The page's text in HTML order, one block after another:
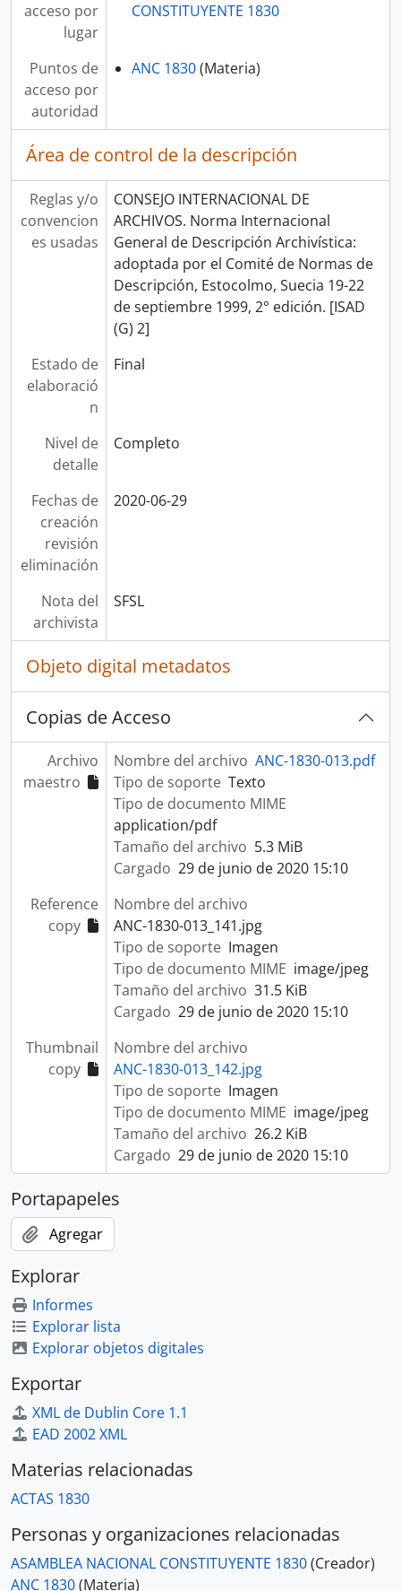
acceso por
lugar
CONSTITUYENTE 1830
Puntos de
acceso por
autoridad
ANC 1830(Materia)
Área de control de la descripción
Reglas y/o
convencion
es usadas
CONSEJO INTERNACIONAL DE
ARCHIVOS. Norma Internacional
General de Descripción Archivística:
adoptada por el Comité de Normas de
Descripción, Estocolmo, Suecia 19-22
de septiembre 1999, 2° edición. [ISAD
(G) 2]
Estado de
elaboració
n
Final
Nivel de
detalle
Completo
Fechas de
creación
revisión
eliminación
2020-06-29
Nota del
archivista
SFSL
Objeto digital metadatos
Copias de Acceso
Archivo
maestro
Nombre del archivo ANC-1830-013.pdf
Tipo de soporte Texto
Tipo de documento MIME
application/pdf
Tamaño del archivo 5.3 MiB
Cargado 29 de junio de 2020 15:10
Reference
copy
Nombre del archivo
ANC-1830-013_141.jpg
Tipo de soporte Imagen
Tipo de documento MIME image/jpeg
Tamaño del archivo 31.5 KiB
Cargado 29 de junio de 2020 15:10
Thumbnail
copy
Nombre del archivo
ANC-1830-013_142.jpg
Tipo de soporte Imagen
Tipo de documento MIME image/jpeg
Tamaño del archivo 26.2 KiB
Cargado 29 de junio de 2020 15:10
Portapapeles
Agregar
Explorar
Informes
Explorar lista
Explorar objetos digitales
Exportar
XML de Dublin Core 1.1
EAD 2002 XML
Materias relacionadas
ACTAS 1830
Personas y organizaciones relacionadas
ASAMBLEA NACIONAL CONSTITUYENTE 1830(Creador)
ANC 1830(Materia)